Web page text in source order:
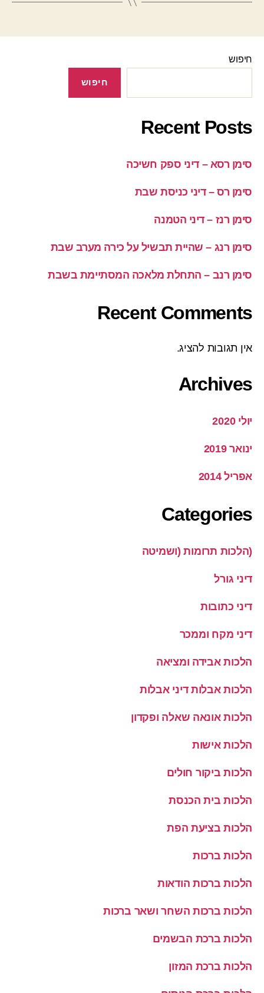
חיפוש
חיפוש
Recent Posts
סימן רסא – דיני ספק חשיכה
סימן רס – דיני כניסת שבת
סימן רנז – דיני הטמנה
סימן רנג – שהיית תבשיל על כירה מערב שבת
סימן רנב – התחלת מלאכה המסתיימת בשבת
Recent Comments
אין תגובות להציג.
Archives
יולי 2020
ינואר 2019
אפריל 2014
Categories
(הלכות תרומות (ושמיטה
דיני גורל
דיני כתובות
דיני מקח וממכר
הלכות אבידה ומציאה
הלכות אבלות דיני אבלות
הלכות אונאה שאלה ופקדון
הלכות אישות
הלכות ביקור חולים
הלכות בית הכנסת
הלכות בציעת הפת
הלכות ברכות
הלכות ברכות הודאות
הלכות ברכות השחר ושאר ברכות
הלכות ברכת הבשמים
הלכות ברכת המזון